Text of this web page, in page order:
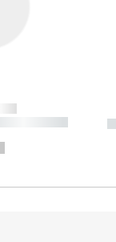
----------